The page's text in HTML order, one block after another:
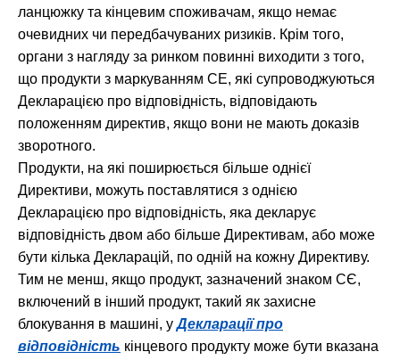
ланцюжку та кінцевим споживачам, якщо немає
очевидних чи передбачуваних ризиків. Крім того,
органи з нагляду за ринком повинні виходити з того,
що продукти з маркуванням CE, які супроводжуються
Декларацією про відповідність, відповідають
положенням директив, якщо вони не мають доказів
зворотного.
Продукти, на які поширюється більше однієї
Директиви, можуть поставлятися з однією
Декларацією про відповідність, яка декларує
відповідність двом або більше Директивам, або може
бути кілька Декларацій, по одній на кожну Директиву.
Тим не менш, якщо продукт, зазначений знаком СЄ,
включений в інший продукт, такий як захисне
блокування в машині, уДекларації про
відповідність кінцевого продукту може бути вказана